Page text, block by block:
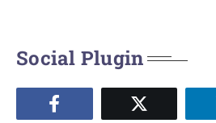
Social Plugin